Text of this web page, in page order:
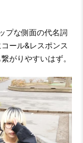
プな側面の代名詞
ール&レスポンス
がりやすいはず。